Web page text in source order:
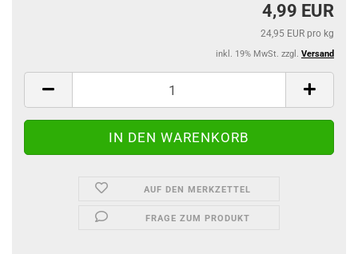
4,99 EUR
24,95 EUR pro kg
inkl. 19% MwSt. zzgl. Versand
AUF DEN MERKZETTEL
FRAGE ZUM PRODUKT